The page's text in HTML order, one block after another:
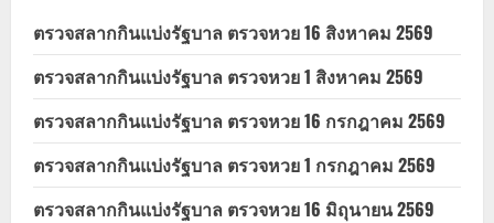
ตรวจสลากกินแบ่งรัฐบาล ตรวจหวย 16 สิงหาคม 2569
ตรวจสลากกินแบ่งรัฐบาล ตรวจหวย 1 สิงหาคม 2569
ตรวจสลากกินแบ่งรัฐบาล ตรวจหวย 16 กรกฎาคม 2569
ตรวจสลากกินแบ่งรัฐบาล ตรวจหวย 1 กรกฎาคม 2569
ตรวจสลากกินแบ่งรัฐบาล ตรวจหวย 16 มิถุนายน 2569